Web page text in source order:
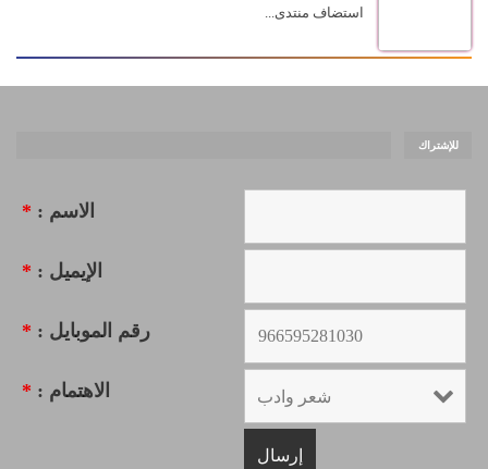
استضاف منتدى...
للإشتراك
الاسم : *
الإيميل : *
رقم الموبايل : *
الاهتمام : *